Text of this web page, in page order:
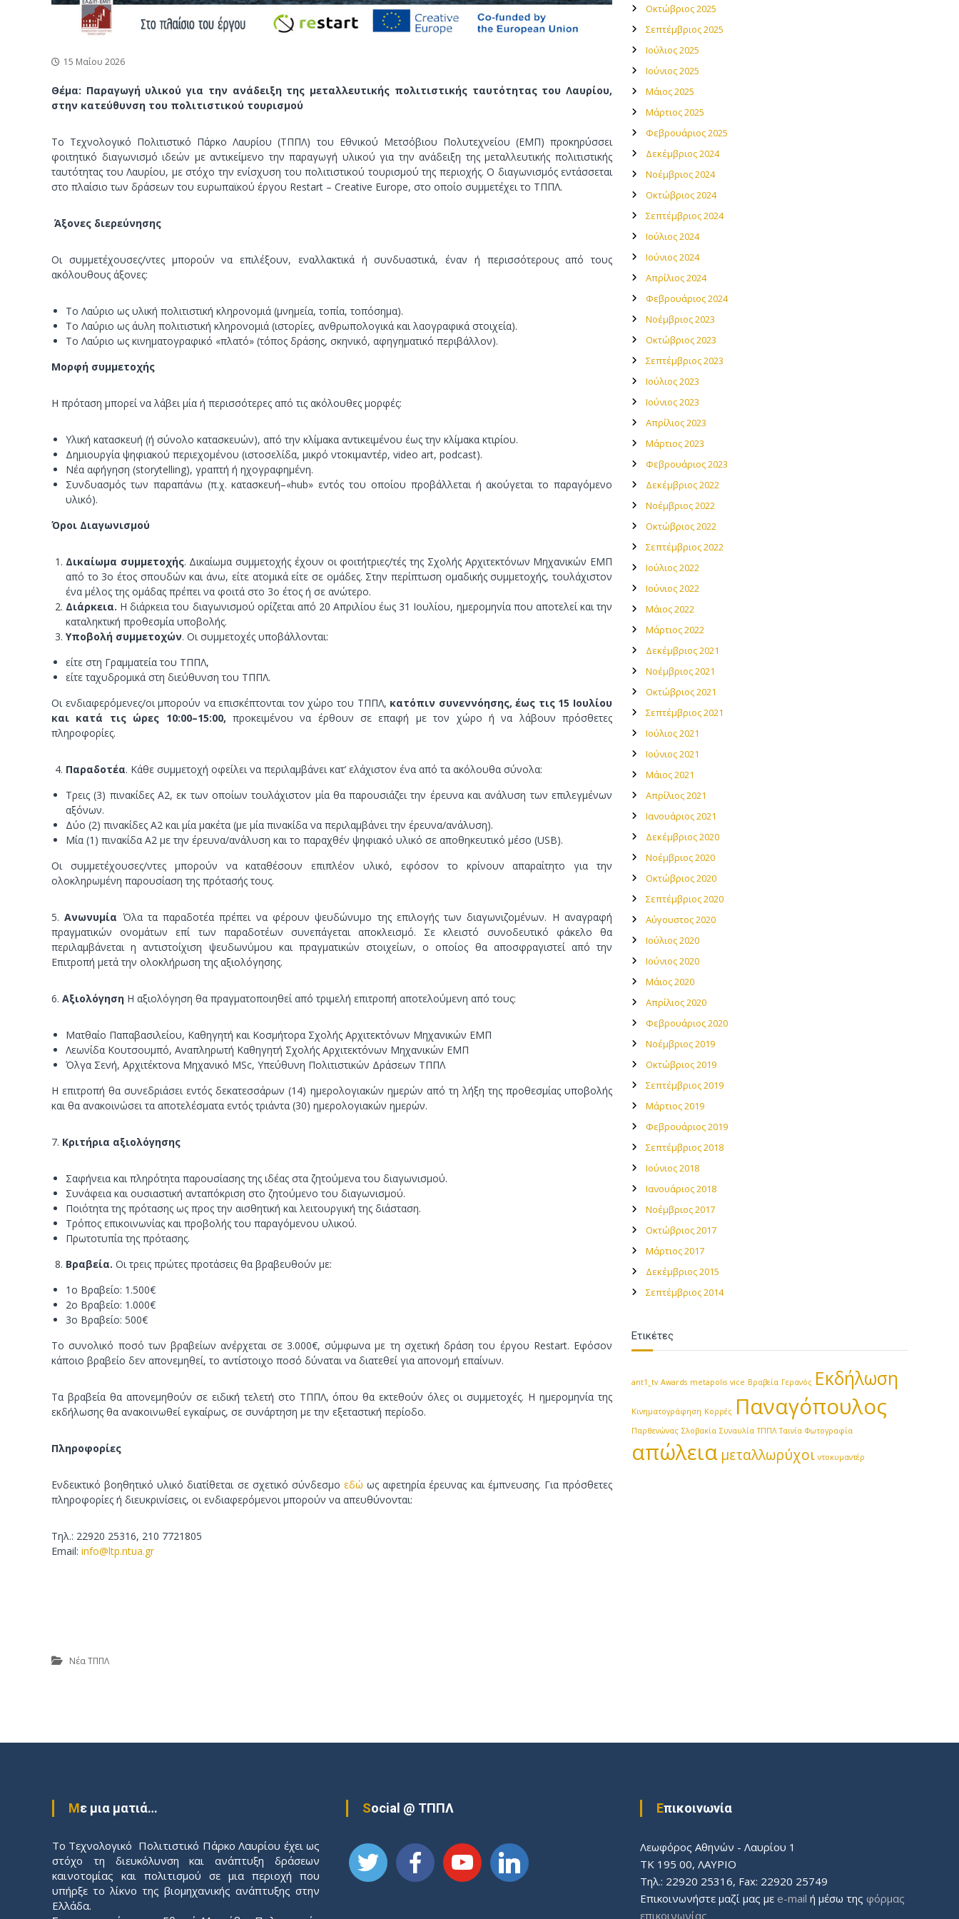
15 Μαΐου 2026
Θέμα: Παραγωγή υλικού για την ανάδειξη της μεταλλευτικής πολιτιστικής ταυτότητας του Λαυρίου,
στην κατεύθυνση του πολιτιστικού τουρισμού
Το Τεχνολογικό Πολιτιστικό Πάρκο Λαυρίου (ΤΠΠΛ) του Εθνικού Μετσόβιου Πολυτεχνείου (ΕΜΠ) προκηρύσσει
φοιτητικό διαγωνισμό ιδεών με αντικείμενο την παραγωγή υλικού για την ανάδειξη της μεταλλευτικής πολιτιστικής
ταυτότητας του Λαυρίου, με στόχο την ενίσχυση του πολιτιστικού τουρισμού της περιοχής. Ο διαγωνισμός εντάσσεται
στο πλαίσιο των δράσεων του ευρωπαϊκού έργου Restart – Creative Europe, στο οποίο συμμετέχει το ΤΠΠΛ.
Άξονες διερεύνησης
Οι συμμετέχουσες/ντες μπορούν να επιλέξουν, εναλλακτικά ή συνδυαστικά, έναν ή περισσότερους από τους
ακόλουθους άξονες:
Το Λαύριο ως υλική πολιτιστική κληρονομιά (μνημεία, τοπία, τοπόσημα).
Το Λαύριο ως άυλη πολιτιστική κληρονομιά (ιστορίες, ανθρωπολογικά και λαογραφικά στοιχεία).
Το Λαύριο ως κινηματογραφικό «πλατό» (τόπος δράσης, σκηνικό, αφηγηματικό περιβάλλον).
Μορφή συμμετοχής
Η πρόταση μπορεί να λάβει μία ή περισσότερες από τις ακόλουθες μορφές:
Υλική κατασκευή (ή σύνολο κατασκευών), από την κλίμακα αντικειμένου έως την κλίμακα κτιρίου.
Δημιουργία ψηφιακού περιεχομένου (ιστοσελίδα, μικρό ντοκιμαντέρ, video art, podcast).
Νέα αφήγηση (storytelling), γραπτή ή ηχογραφημένη.
Συνδυασμός των παραπάνω (π.χ. κατασκευή–«hub» εντός του οποίου προβάλλεται ή ακούγεται το παραγόμενο
υλικό).
Όροι Διαγωνισμού
Δικαίωμα συμμετοχής. Δικαίωμα συμμετοχής έχουν οι φοιτήτριες/τές της Σχολής Αρχιτεκτόνων Μηχανικών ΕΜΠ
από το 3ο έτος σπουδών και άνω, είτε ατομικά είτε σε ομάδες. Στην περίπτωση ομαδικής συμμετοχής, τουλάχιστον
ένα μέλος της ομάδας πρέπει να φοιτά στο 3ο έτος ή σε ανώτερο.
Διάρκεια. Η διάρκεια του διαγωνισμού ορίζεται από 20 Απριλίου έως 31 Ιουλίου, ημερομηνία που αποτελεί και την
καταληκτική προθεσμία υποβολής.
Υποβολή συμμετοχών. Οι συμμετοχές υποβάλλονται:
είτε στη Γραμματεία του ΤΠΠΛ,
είτε ταχυδρομικά στη διεύθυνση του ΤΠΠΛ.
Οι ενδιαφερόμενες/οι μπορούν να επισκέπτονται τον χώρο του ΤΠΠΛ, κατόπιν συνεννόησης, έως τις 15 Ιουλίου
και κατά τις ώρες 10:00–15:00, προκειμένου να έρθουν σε επαφή με τον χώρο ή να λάβουν πρόσθετες
πληροφορίες.
Παραδοτέα. Κάθε συμμετοχή οφείλει να περιλαμβάνει κατ’ ελάχιστον ένα από τα ακόλουθα σύνολα:
Τρεις (3) πινακίδες Α2, εκ των οποίων τουλάχιστον μία θα παρουσιάζει την έρευνα και ανάλυση των επιλεγμένων
αξόνων.
Δύο (2) πινακίδες Α2 και μία μακέτα (με μία πινακίδα να περιλαμβάνει την έρευνα/ανάλυση).
Μία (1) πινακίδα Α2 με την έρευνα/ανάλυση και το παραχθέν ψηφιακό υλικό σε αποθηκευτικό μέσο (USB).
Οι συμμετέχουσες/ντες μπορούν να καταθέσουν επιπλέον υλικό, εφόσον το κρίνουν απαραίτητο για την
ολοκληρωμένη παρουσίαση της πρότασής τους.
5.Ανωνυμία Όλα τα παραδοτέα πρέπει να φέρουν ψευδώνυμο της επιλογής των διαγωνιζομένων. Η αναγραφή
πραγματικών ονομάτων επί των παραδοτέων συνεπάγεται αποκλεισμό. Σε κλειστό συνοδευτικό φάκελο θα
περιλαμβάνεται η αντιστοίχιση ψευδωνύμου και πραγματικών στοιχείων, ο οποίος θα αποσφραγιστεί από την
Επιτροπή μετά την ολοκλήρωση της αξιολόγησης.
6. Αξιολόγηση Η αξιολόγηση θα πραγματοποιηθεί από τριμελή επιτροπή αποτελούμενη από τους:
Ματθαίο Παπαβασιλείου, Καθηγητή και Κοσμήτορα Σχολής Αρχιτεκτόνων Μηχανικών ΕΜΠ
Λεωνίδα Κουτσουμπό, Αναπληρωτή Καθηγητή Σχολής Αρχιτεκτόνων Μηχανικών ΕΜΠ
Όλγα Σενή, Αρχιτέκτονα Μηχανικό MSc, Υπεύθυνη Πολιτιστικών Δράσεων ΤΠΠΛ
Η επιτροπή θα συνεδριάσει εντός δεκατεσσάρων (14) ημερολογιακών ημερών από τη λήξη της προθεσμίας υποβολής
και θα ανακοινώσει τα αποτελέσματα εντός τριάντα (30) ημερολογιακών ημερών.
7. Κριτήρια αξιολόγησης
Σαφήνεια και πληρότητα παρουσίασης της ιδέας στα ζητούμενα του διαγωνισμού.
Συνάφεια και ουσιαστική ανταπόκριση στο ζητούμενο του διαγωνισμού.
Ποιότητα της πρότασης ως προς την αισθητική και λειτουργική της διάσταση.
Τρόπος επικοινωνίας και προβολής του παραγόμενου υλικού.
Πρωτοτυπία της πρότασης.
Βραβεία. Οι τρεις πρώτες προτάσεις θα βραβευθούν με:
1ο Βραβείο: 1.500€
2ο Βραβείο: 1.000€
3ο Βραβείο: 500€
Το συνολικό ποσό των βραβείων ανέρχεται σε 3.000€, σύμφωνα με τη σχετική δράση του έργου Restart. Εφόσον
κάποιο βραβείο δεν απονεμηθεί, το αντίστοιχο ποσό δύναται να διατεθεί για απονομή επαίνων.
Τα βραβεία θα απονεμηθούν σε ειδική τελετή στο ΤΠΠΛ, όπου θα εκτεθούν όλες οι συμμετοχές. Η ημερομηνία της
εκδήλωσης θα ανακοινωθεί εγκαίρως, σε συνάρτηση με την εξεταστική περίοδο.
Πληροφορίες
Ενδεικτικό βοηθητικό υλικό διατίθεται σε σχετικό σύνδεσμο εδώ ως αφετηρία έρευνας και έμπνευσης. Για πρόσθετες
πληροφορίες ή διευκρινίσεις, οι ενδιαφερόμενοι μπορούν να απευθύνονται:
Τηλ.: 22920 25316, 210 7721805
Email: info@ltp.ntua.gr
Νέα ΤΠΠΛ
ο
γ
η
Οκτώβριος 2025
Σεπτέμβριος 2025
Ιούλιος 2025
Ιούνιος 2025
Μάιος 2025
Μάρτιος 2025
Φεβρουάριος 2025
Δεκέμβριος 2024
Νοέμβριος 2024
Οκτώβριος 2024
Σεπτέμβριος 2024
Ιούλιος 2024
Ιούνιος 2024
Απρίλιος 2024
Φεβρουάριος 2024
Νοέμβριος 2023
Οκτώβριος 2023
Σεπτέμβριος 2023
Ιούλιος 2023
Ιούνιος 2023
Απρίλιος 2023
Μάρτιος 2023
Φεβρουάριος 2023
Δεκέμβριος 2022
Νοέμβριος 2022
Οκτώβριος 2022
Σεπτέμβριος 2022
Ιούλιος 2022
Ιούνιος 2022
Μάιος 2022
Μάρτιος 2022
Δεκέμβριος 2021
Νοέμβριος 2021
Οκτώβριος 2021
Σεπτέμβριος 2021
Ιούλιος 2021
Ιούνιος 2021
Μάιος 2021
Απρίλιος 2021
Ιανουάριος 2021
Δεκέμβριος 2020
Νοέμβριος 2020
Οκτώβριος 2020
Σεπτέμβριος 2020
Αύγουστος 2020
Ιούλιος 2020
Ιούνιος 2020
Μάιος 2020
Απρίλιος 2020
Φεβρουάριος 2020
Νοέμβριος 2019
Οκτώβριος 2019
Σεπτέμβριος 2019
Μάρτιος 2019
Φεβρουάριος 2019
Σεπτέμβριος 2018
Ιούνιος 2018
Ιανουάριος 2018
Νοέμβριος 2017
Οκτώβριος 2017
Μάρτιος 2017
Δεκέμβριος 2015
Σεπτέμβριος 2014
Ετικέτες
ant1_tv Awards metapolis vice Βραβεία Γερανός Εκδήλωση
Κινηματογράφηση Κορρές Παναγόπουλος
Παρθενώνας Σλοβακία Συναυλία ΤΠΠΛ Ταινία Φωτογραφία
απώλεια μεταλλωρύχοι ντοκυμαντέρ
Με μια ματιά…
Το Τεχνολογικό Πολιτιστικό Πάρκο Λαυρίου έχει ως
στόχο τη διευκόλυνση και ανάπτυξη δράσεων
καινοτομίας και πολιτισμού σε μια περιοχή που
υπήρξε το λίκνο της βιομηχανικής ανάπτυξης στην
Ελλάδα.
Social @ ΤΠΠΛ Επικοινωνία
Λεωφόρος Aθηνών - Λαυρίου 1
ΤΚ 195 00, ΛΑΥΡΙΟ
Τηλ.: 22920 25316, Fax: 22920 25749
Επικοινωνήστε μαζί μας με e-mail ή μέσω της φόρμας
επικοινωνίας